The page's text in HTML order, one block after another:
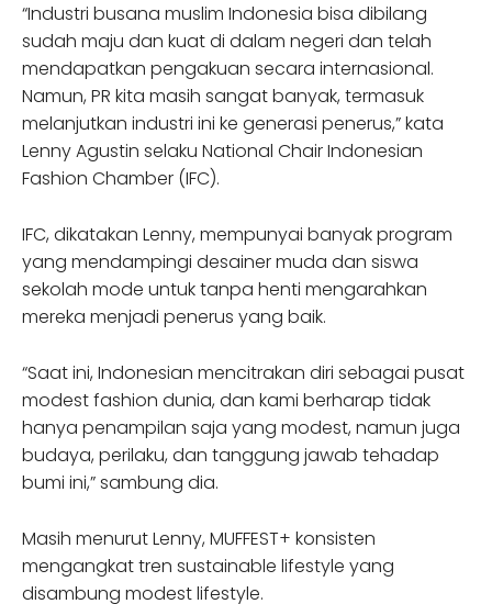
“Industri busana muslim Indonesia bisa dibilang
sudah maju dan kuat di dalam negeri dan telah
mendapatkan pengakuan secara internasional.
Namun, PR kita masih sangat banyak, termasuk
melanjutkan industri ini ke generasi penerus,” kata
Lenny Agustin selaku National Chair Indonesian
Fashion Chamber (IFC).
IFC, dikatakan Lenny, mempunyai banyak program
yang mendampingi desainer muda dan siswa
sekolah mode untuk tanpa henti mengarahkan
mereka menjadi penerus yang baik.
“Saat ini, Indonesian mencitrakan diri sebagai pusat
modest fashion dunia, dan kami berharap tidak
hanya penampilan saja yang modest, namun juga
budaya, perilaku, dan tanggung jawab tehadap
bumi ini,” sambung dia.
Masih menurut Lenny, MUFFEST+ konsisten
mengangkat tren sustainable lifestyle yang
disambung modest lifestyle.